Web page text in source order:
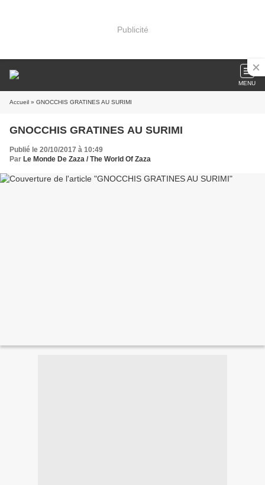
Publicité
MENU
Accueil » GNOCCHIS GRATINES AU SURIMI
GNOCCHIS GRATINES AU SURIMI
Publié le 20/10/2017 à 10:49
Par Le Monde De Zaza / The World Of Zaza